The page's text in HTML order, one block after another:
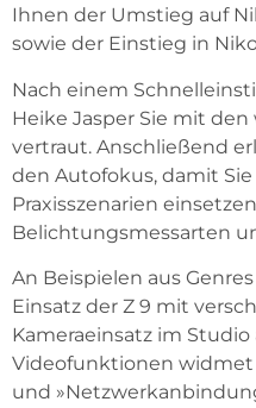
Ihnen der Umstieg auf
sowie der Einstieg in
Nach einem
Heike Jasper Sie mit
vertraut. Anschließend
den Autofokus, damit
Praxisszenarien
Belichtungsmessarten
An Beispielen aus
Einsatz der Z 9 mit
Kameraeinsatz im
Videofunktionen widmet
und